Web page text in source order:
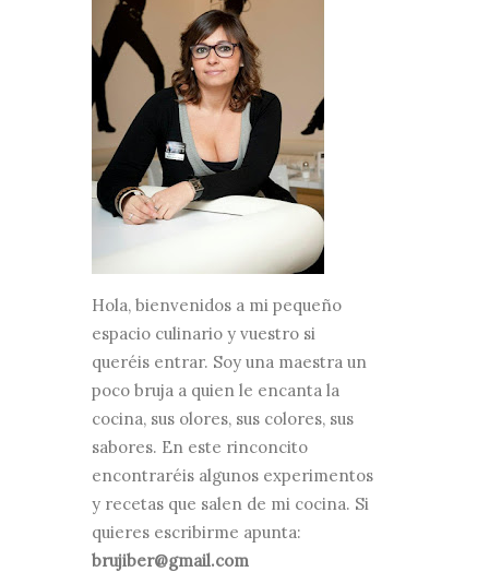
Hola, bienvenidos a mi pequeño
espacio culinario y vuestro si
queréis entrar. Soy una maestra un
poco bruja a quien le encanta la
cocina, sus olores, sus colores, sus
sabores. En este rinconcito
encontraréis algunos experimentos
y recetas que salen de mi cocina. Si
quieres escribirme apunta:
brujiber@gmail.com